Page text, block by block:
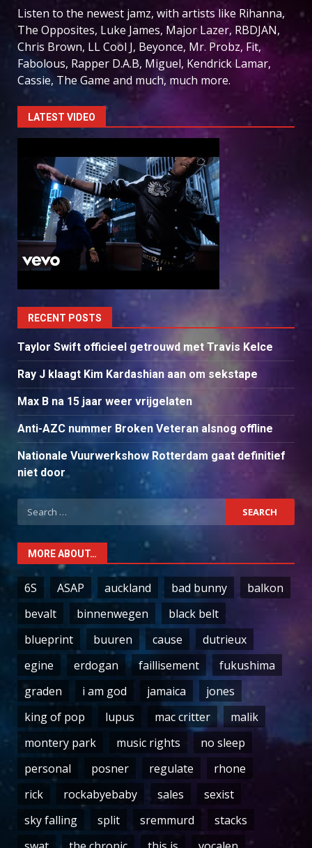
Listen to the newest jamz, with artists like Rihanna,
The Opposites, Luke James, Major Lazer, RBDJAN,
Chris Brown, LL Cool J, Beyonce, Mr. Probz, Fit,
Fabolous, Rapper D.A.B, Miguel, Kendrick Lamar,
Cassie, The Game and much, much more.
LATEST VIDEO
RECENT POSTS
Taylor Swift officieel getrouwd met Travis Kelce
Ray J klaagt Kim Kardashian aan om sekstape
Max B na 15 jaar weer vrijgelaten
Anti-AZC nummer Broken Veteran alsnog offline
Nationale Vuurwerkshow Rotterdam gaat definitief
niet door
Search
for:
MORE ABOUT…
6S ASAP auckland bad bunny
balkon
bevalt
binnenwegen
black belt
blueprint
buuren cause
dutrieux
egine
erdogan faillisement
fukushima
graden
i am god jamaica
jones
king of pop
lupus mac critter
malik
montery park
music rights
no sleep
personal
posner regulate
rhone
rick
rockabyebaby sales
sexist
sky falling
split sremmurd
stacks